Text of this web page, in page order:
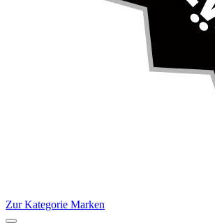
Zur Kategorie Marken